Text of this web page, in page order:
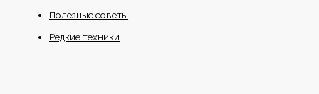
Полезные советы
Редкие техники